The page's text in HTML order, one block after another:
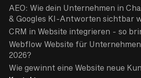
AEO: Wie dein Unternehmen in
& Googles KI-Antworten sichtbar
CRM in Website integrieren - so
Webflow Website für
2026?
Wie gewinnt eine Website neue